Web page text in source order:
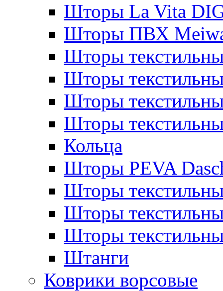
Шторы La Vita
Шторы ПВХ
Шторы
Шторы
Шторы
Шторы
Кольца
Шторы PEVA
Шторы
Шторы
Шторы
Штанги
Коврики ворсовые